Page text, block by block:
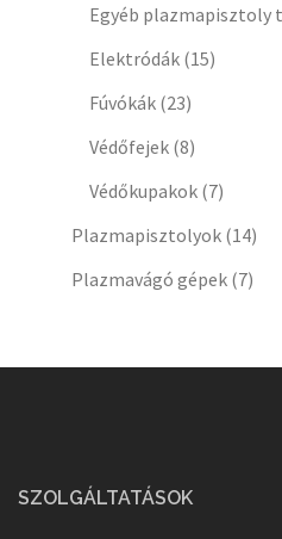
Egyéb plazmapisztoly
Elektródák (15)
Fúvókák (23)
Védőfejek (8)
Védőkupakok (7)
Plazmapisztolyok (14)
Plazmavágó gépek (7)
SZOLGÁLTATÁSOK